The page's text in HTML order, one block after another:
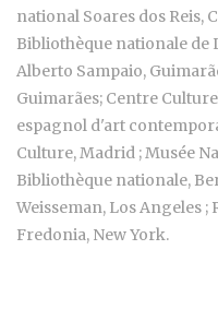
national Soares dos Reis,
Bibliothèque nationale de
Alberto Sampaio,
Guimarães; Centre
espagnol d'art
Culture, Madrid ; Musée
Bibliothèque nationale,
Weisseman, Los Angeles
Fredonia, New York.